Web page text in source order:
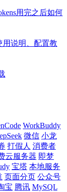
用完之后如何
用说明、配置教
WorkBuddy
微信 小龙
打假人 消费者
云服务器 即梦
宝塔 本地服务
页面分页 公众号
宝 腾讯 MySQL